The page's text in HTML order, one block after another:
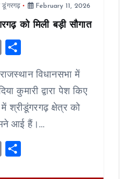
y
Li
n
k
re
डूंगरगढ़ February 11, 2026
को मिली बड़ी सौगात
C
p
y
Li
n
k
a
re
विधानसभा में
कुमारी द्वारा पेश किए
श्रीडूंगरगढ़ क्षेत्र को
आई हैं।…
C